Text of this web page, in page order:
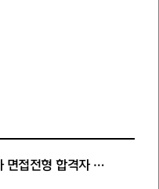
2024년 상반기 사무국 직원 공개채용 1차 면접전형 합격자 안내